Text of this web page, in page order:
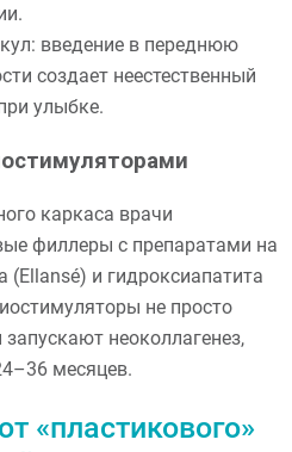
введение в переднюю
создает неестественный
улыбке.
каркаса врачи
филлеры с препаратами на
(Ellansé) и гидроксиапатита
не просто
неоколлагенез,
месяцев.
«пластикового»